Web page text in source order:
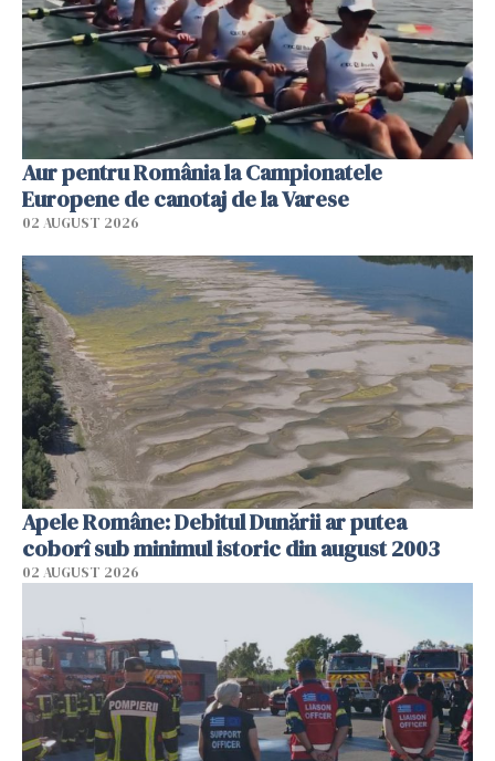
Aur pentru România la Campionatele
Europene de canotaj de la Varese
02 AUGUST 2026
Apele Române: Debitul Dunării ar putea
coborî sub minimul istoric din august 2003
02 AUGUST 2026